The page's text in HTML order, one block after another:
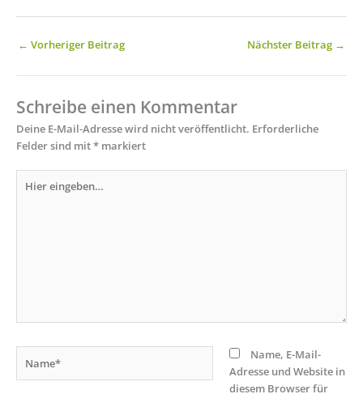
← Vorheriger Beitrag Nächster Beitrag →
Schreibe einen Kommentar
Deine E-Mail-Adresse wird nicht veröffentlicht. Erforderliche
Felder sind mit* markiert
eingeben…
Name, E-Mail-
Adresse und Website in
diesem Browser für